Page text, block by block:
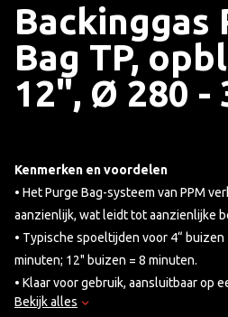
Backinggas
Bag TP,
12", Ø 280 -
Kenmerken en voordelen
• Het Purge Bag-systeem van PPM
aanzienlijk, wat leidt tot aanzienlijke
• Typische spoeltijden voor 4“
minuten; 12" buizen = 8 minuten.
• Klaar voor gebruik, aansluitbaar op
gasvoorziening. Kies een debiet tot 20
Bekijk alles